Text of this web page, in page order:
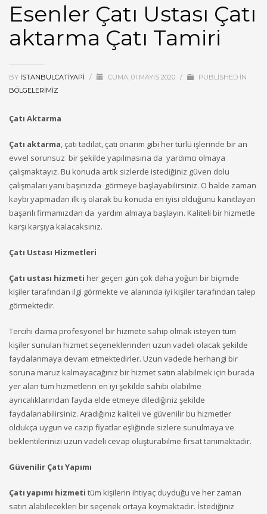
Esenler Çatı Ustası Çatı
aktarma Çatı Tamiri
BY ISTANBULCATIYAPI / CUMA, 01 MAYIS 2020 /
PUBLISHED IN
BÖLGELERIMIZ
Çatı Aktarma
Çatı aktarma, çatı tadilat, çatı onarım gibi her türlü işlerinde bir an
evvel sorunsuz bir şekilde yapılmasına da yardımcı olmaya
çalışmaktayız. Bu konuda artık sizlerde istediğiniz güven dolu
çalışmaları yanı başınızda görmeye başlayabilirsiniz. O halde zaman
kaybı yapmadan ilk iş olarak bu konuda en iyisi olduğunu kanıtlayan
başarılı firmamızdan da yardım almaya başlayın. Kaliteli bir hizmetle
karşı karşıya kalacaksınız.
Çatı Ustası Hizmetleri
Çatı ustası hizmeti her geçen gün çok daha yoğun bir biçimde
kişiler tarafından ilgi görmekte ve alanında iyi kişiler tarafından talep
görmektedir.
Tercihi daima profesyonel bir hizmete sahip olmak isteyen tüm
kişiler sunulan hizmet seçeneklerinden uzun vadeli olacak şekilde
faydalanmaya devam etmektedirler. Uzun vadede herhangi bir
soruna maruz kalmayacağınız bir hizmet satın alabilmek için burada
yer alan tüm hizmetlerin en iyi şekilde sahibi olabilme
ayrıcalıklarından fayda elde etmeye dilediğiniz şekilde
faydalanabilirsiniz. Aradığınız kaliteli ve güvenilir bu hizmetler
oldukça uygun ve cazip fiyatlar eşliğinde sizlere sunulmaya ve
beklentilerinizi uzun vadeli cevap oluşturabilme fırsat tanımaktadır.
Güvenilir Çatı Yapımı
Çatı yapımı hizmeti tüm kişilerin ihtiyaç duyduğu ve her zaman
satın alabilecekleri bir seçenek ortaya koymaktadır. İstediğiniz